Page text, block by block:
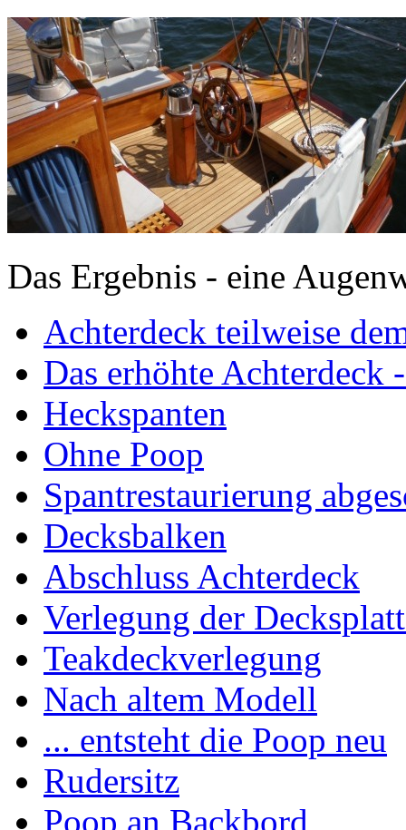
Das Ergebnis - eine
Achterdeck teilweise
Das erhöhte Achterdeck
Heckspanten
Ohne Poop
Spantrestaurierung
Decksbalken
Abschluss Achterdeck
Verlegung der
Teakdeckverlegung
Nach altem Modell
... entsteht die Poop neu
Rudersitz
Poop an Backbord